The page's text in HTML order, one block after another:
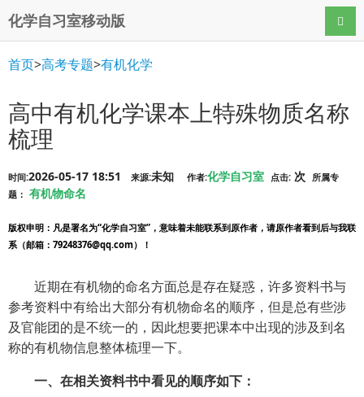
化学自习室移动版 导航
首页>高考专题>有机化学
高中有机化学课本上特殊物质名称
梳理
时间:2026-05-17 18:51 来源:未知 作者:化学自习室 点击: 次
所属专
题： 有机物命名
版权申明 ：凡是署名为“化学自习室”，意味着未能联系到原作者，请原作者看到后与我联
系（邮箱：79248376@qq.com）！
近期在有机物的命名方面总是存在疑惑，许多资料书与
参考资料中有给出大部分有机物命名的顺序，但是总有些涉
及官能团的是不统一的，因此想要把课本中出现的涉及到名
称的有机物信息整体梳理一下。
一、在相关资料书中看见的顺序如下：